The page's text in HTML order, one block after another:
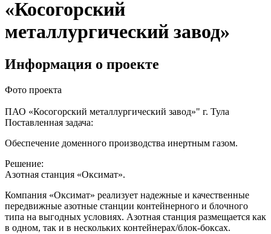
«Косогорский
металлургический завод»
Информация о проекте
Фото проекта
ПАО «Косогорский металлургический завод»" г. Тула
Поставленная задача:
Обеспечение доменного производства инертным газом.
Решение:
Азотная станция «Оксимат».
Компания «Оксимат» реализует надежные и качественные
передвижные азотные станции контейнерного и блочного
типа на выгодных условиях. Азотная станция размещается как
в одном, так и в нескольких контейнерах/блок-боксах.